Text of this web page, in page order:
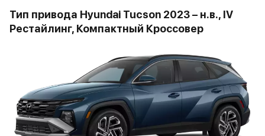
Тип привода Hyundai Tucson 2023 – н.в., IV
Рестайлинг, Компактный Кроссовер